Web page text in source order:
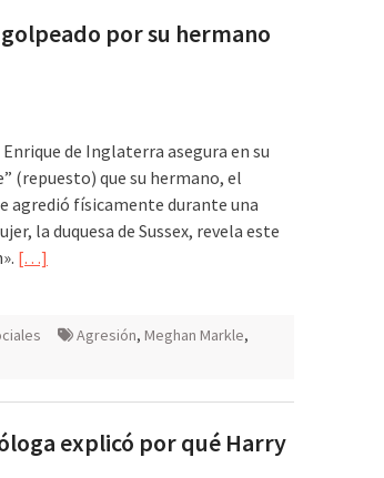
por su hermano
de Inglaterra asegura en su
(repuesto) que su hermano, el
agredió físicamente durante una
la duquesa de Sussex, revela este
[…]
Agresión, Meghan Markle,
explicó por qué Harry